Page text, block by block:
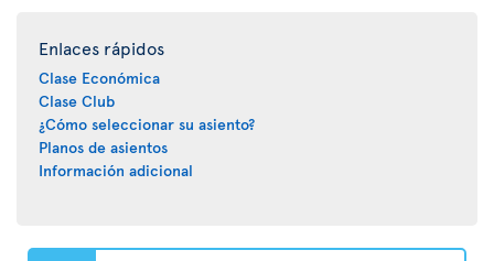
Enlaces rápidos
Clase Económica
Clase Club
¿Cómo seleccionar su asiento?
Planos de asientos
Información adicional